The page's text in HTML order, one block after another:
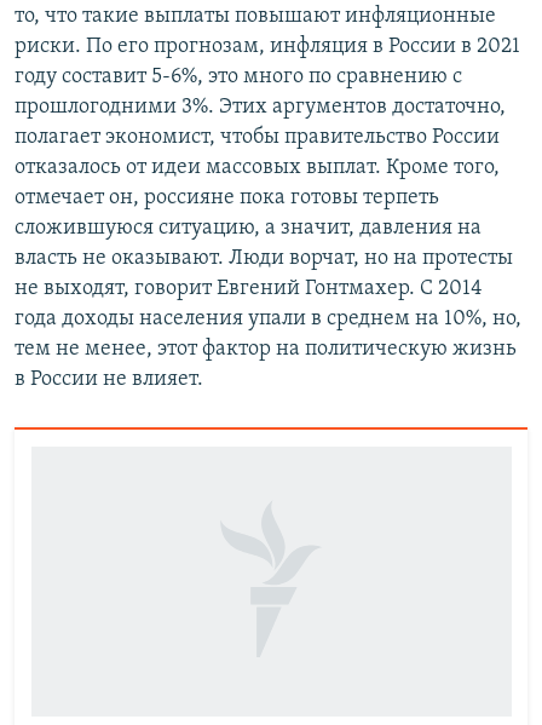
то, что такие выплаты повышают инфляционные
риски. По его прогнозам, инфляция в России в 2021
году составит 5-6%, это много по сравнению с
прошлогодними 3%. Этих аргументов достаточно,
полагает экономист, чтобы правительство России
отказалось от идеи массовых выплат. Кроме того,
отмечает он, россияне пока готовы терпеть
сложившуюся ситуацию, а значит, давления на
власть не оказывают. Люди ворчат, но на протесты
не выходят, говорит Евгений Гонтмахер. С 2014
года доходы населения упали в среднем на 10%, но,
тем не менее, этот фактор на политическую жизнь
в России не влияет.